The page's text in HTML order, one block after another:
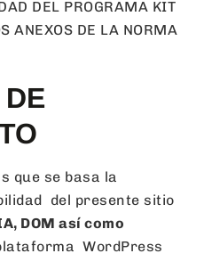
DEL PROGRAMA KIT
ANEXOS DE LA NORMA
que se basa la
del presente sitio
DOM así como
WordPress